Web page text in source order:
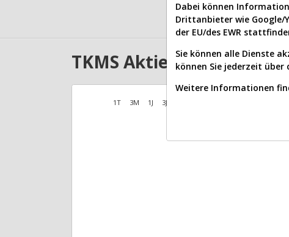
TKMS Aktien Verlauf seit
1T 3M 1J 3J
Dabei können
Drittanbieter wie Google/
der EU/des EWR
Sie können alle Dienste
können Sie jederzeit über
Weitere Informationen